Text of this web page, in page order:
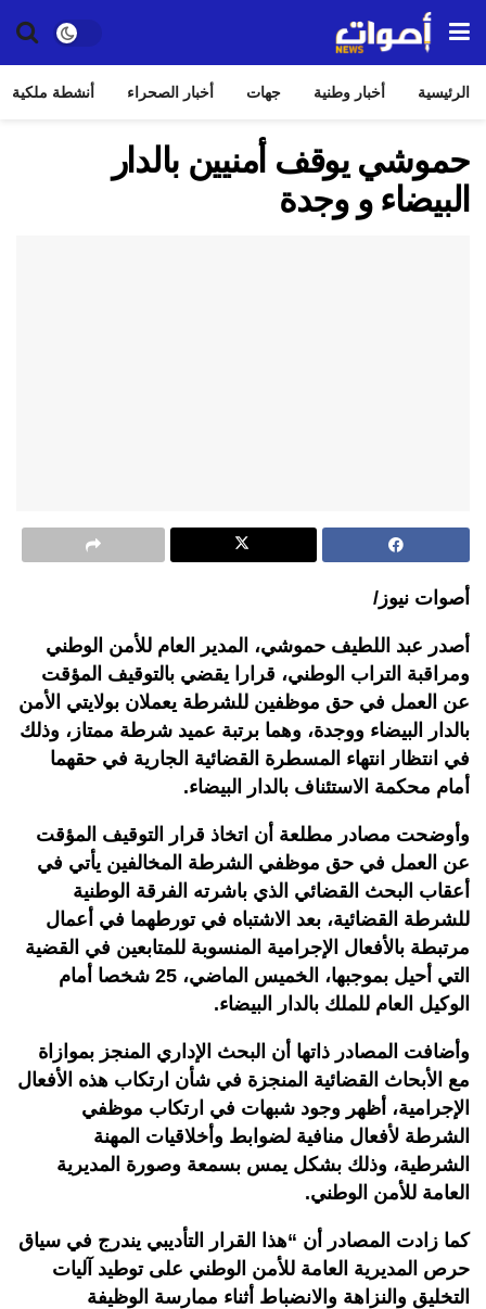
الرئيسية أخبار وطنية جهات أخبار الصحراء أنشطة ملكية
حموشي يوقف أمنيين بالدار
البيضاء و وجدة
أصوات نيوز/
أصدر عبد اللطيف حموشي، المدير العام للأمن الوطني
ومراقبة التراب الوطني، قرارا يقضي بالتوقيف المؤقت
عن العمل في حق موظفين للشرطة يعملان بولايتي الأمن
بالدار البيضاء ووجدة، وهما برتبة عميد شرطة ممتاز، وذلك
في انتظار انتهاء المسطرة القضائية الجارية في حقهما
أمام محكمة الاستئناف بالدار البيضاء.
وأوضحت مصادر مطلعة أن اتخاذ قرار التوقيف المؤقت
عن العمل في حق موظفي الشرطة المخالفين يأتي في
أعقاب البحث القضائي الذي باشرته الفرقة الوطنية
للشرطة القضائية، بعد الاشتباه في تورطهما في أعمال
مرتبطة بالأفعال الإجرامية المنسوبة للمتابعين في القضية
التي أحيل بموجبها، الخميس الماضي، 25 شخصا أمام
الوكيل العام للملك بالدار البيضاء.
وأضافت المصادر ذاتها أن البحث الإداري المنجز بموازاة
مع الأبحاث القضائية المنجزة في شأن ارتكاب هذه الأفعال
الإجرامية، أظهر وجود شبهات في ارتكاب موظفي
الشرطة لأفعال منافية لضوابط وأخلاقيات المهنة
الشرطية، وذلك بشكل يمس بسمعة وصورة المديرية
العامة للأمن الوطني.
كما زادت المصادر أن “هذا القرار التأديبي يندرج في سياق
حرص المديرية العامة للأمن الوطني على توطيد آليات
التخليق والنزاهة والانضباط أثناء ممارسة الوظيفة